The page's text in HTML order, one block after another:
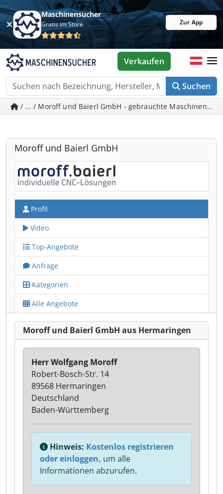
Maschinensucher
Gratis im Store Zur App
Suchen
Verkaufen
/ ... / Moroff und Baierl GmbH - gebrauchte Maschinen in
Moroff und Baierl GmbH
Profil
Video
Top-Angebote
Anfrage
Kategorien
Alle Angebote
Moroff und Baierl GmbH aus Hermaringen
Herr Wolfgang Moroff
Robert-Bosch-Str. 14
89568 Hermaringen
Deutschland
Baden-Württemberg
Hinweis: Kostenlos registrieren
oder einloggen, um alle
Informationen abzurufen.